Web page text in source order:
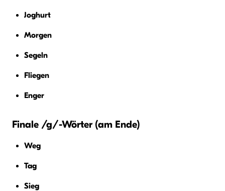
Joghurt
Morgen
Segeln
Fliegen
Enger
Finale /g/-Wörter (am Ende)
Weg
Tag
Sieg